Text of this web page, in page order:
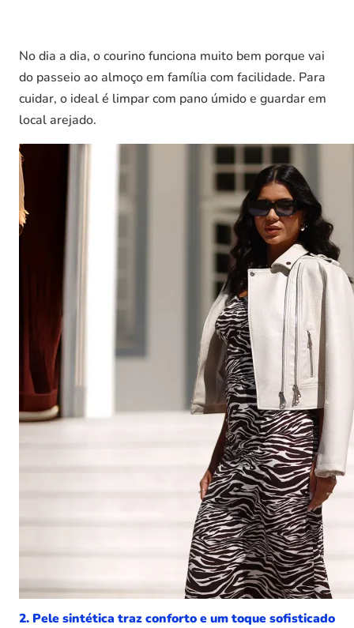
No dia a dia, o courino funciona muito bem porque vai
do passeio ao almoço em família com facilidade. Para
cuidar, o ideal é limpar com pano úmido e guardar em
local arejado.
2. Pele sintética traz conforto e um toque sofisticado